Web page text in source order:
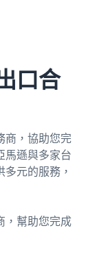
口合
商，協助您完
馬遜與多家台
元的服務，
，幫助您完成